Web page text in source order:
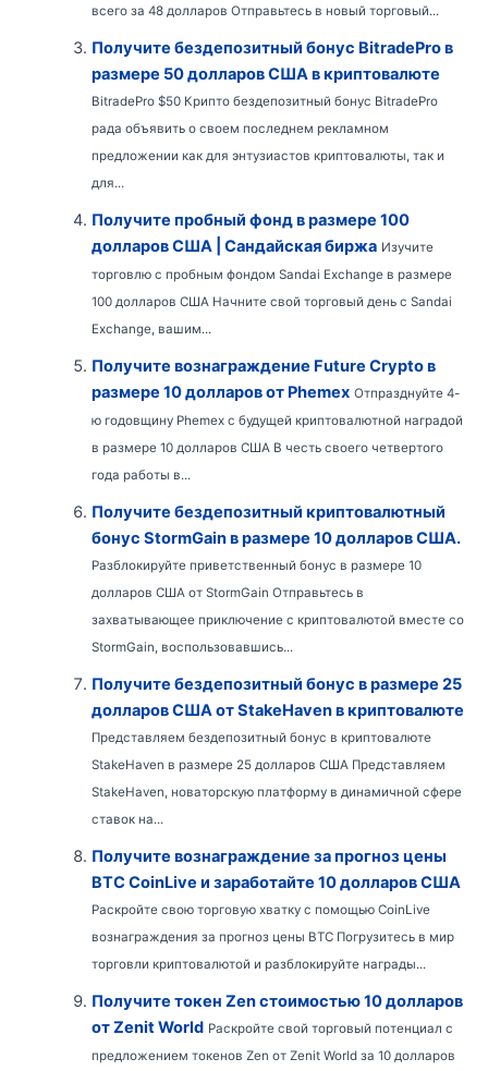
всего за 48 долларов Отправьтесь в новый торговый...
Получите бездепозитный бонус BitradePro в
размере 50 долларов США в криптовалюте
BitradePro $50 Крипто бездепозитный бонус BitradePro
рада объявить о своем последнем рекламном
предложении как для энтузиастов криптовалюты, так и
для...
Получите пробный фонд в размере 100
долларов США | Сандайская биржа Изучите
торговлю с пробным фондом Sandai Exchange в размере
100 долларов США Начните свой торговый день с Sandai
Exchange, вашим...
Получите вознаграждение Future Crypto в
размере 10 долларов от Phemex Отпразднуйте 4-
ю годовщину Phemex с будущей криптовалютной наградой
в размере 10 долларов США В честь своего четвертого
года работы в...
Получите бездепозитный криптовалютный
бонус StormGain в размере 10 долларов США.
Разблокируйте приветственный бонус в размере 10
долларов США от StormGain Отправьтесь в
захватывающее приключение с криптовалютой вместе со
StormGain, воспользовавшись...
Получите бездепозитный бонус в размере 25
долларов США от StakeHaven в криптовалюте
Представляем бездепозитный бонус в криптовалюте
StakeHaven в размере 25 долларов США Представляем
StakeHaven, новаторскую платформу в динамичной сфере
ставок на...
Получите вознаграждение за прогноз цены
BTC CoinLive и заработайте 10 долларов США
Раскройте свою торговую хватку с помощью CoinLive
вознаграждения за прогноз цены BTC Погрузитесь в мир
торговли криптовалютой и разблокируйте награды...
Получите токен Zen стоимостью 10 долларов
от Zenit World Раскройте свой торговый потенциал с
предложением токенов Zen от Zenit World за 10 долларов